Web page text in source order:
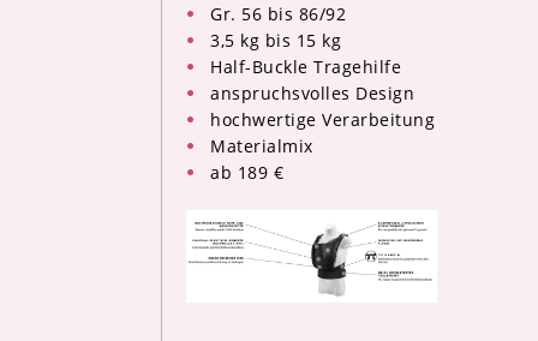
Gr. 56 bis 86/92
3,5 kg bis 15 kg
Half-Buckle Tragehilfe
anspruchsvolles Design
hochwertige Verarbeitung
Materialmix
ab 189 €